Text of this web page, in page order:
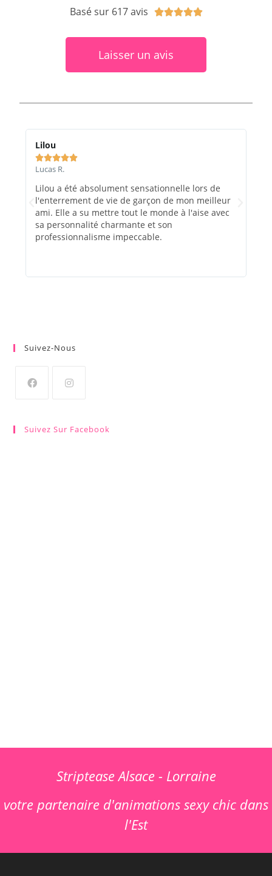
Basé sur 617 avis 
Laisser un avis
Lilou

Lucas R.
Lilou a été absolument sensationnelle lors de
l'enterrement de vie de garçon de mon meilleur
ami. Elle a su mettre tout le monde à l'aise avec
sa personnalité charmante et son
professionnalisme impeccable.
Suivez-Nous
Suivez Sur Facebook
Striptease Alsace - Lorraine
votre partenaire d'animations sexy chic dans
l'Est